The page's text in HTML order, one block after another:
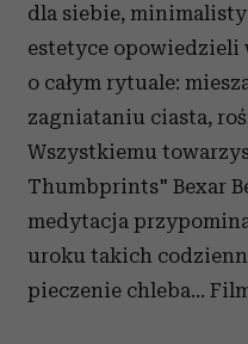
dla siebie,
estetyce opowiedzieli
o całym rytuale:
zagniataniu ciasta,
Wszystkiemu
Thumbprints" Bexar
medytacja
uroku takich
pieczenie chleba...